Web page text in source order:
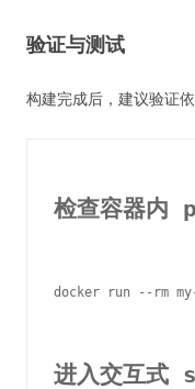
验证与测试
构建完成后，建议验证
检查容器内
docker run --rm
进入交互式